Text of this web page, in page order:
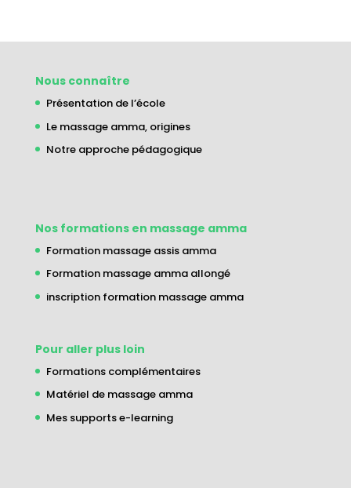
Nous connaître
Présentation de l’école
Le massage amma, origines
Notre approche pédagogique
Nos formations en massage amma
Formation massage assis amma
Formation massage amma allongé
inscription formation massage amma
Pour aller plus loin
Formations complémentaires
Matériel de massage amma
Mes supports e-learning